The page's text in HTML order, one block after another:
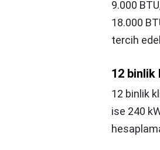
9.000
18.000
tercih
12 binlik
12 binlik
ise 240